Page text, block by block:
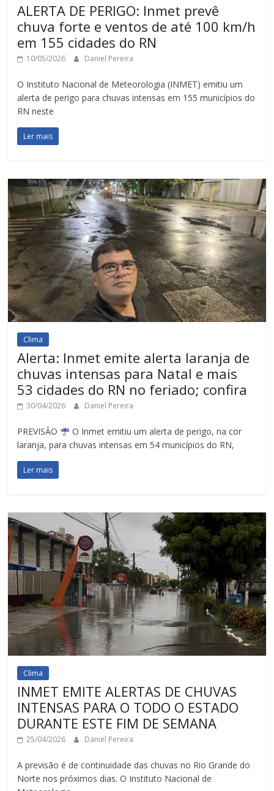
ALERTA DE PERIGO: Inmet prevê
chuva forte e ventos de até 100 km/h
em 155 cidades do RN
10/05/2026 Daniel Pereira
O Instituto Nacional de Meteorologia (INMET) emitiu um
alerta de perigo para chuvas intensas em 155 municípios do
RN neste
Ler mais
Clima
Alerta: Inmet emite alerta laranja de
chuvas intensas para Natal e mais
53 cidades do RN no feriado; confira
30/04/2026 Daniel Pereira
PREVISÃO
O Inmet emitiu um alerta de perigo, na cor
laranja, para chuvas intensas em 54 municípios do RN,
Ler mais
Clima
INMET EMITE ALERTAS DE CHUVAS
INTENSAS PARA O TODO O ESTADO
DURANTE ESTE FIM DE SEMANA
25/04/2026 Daniel Pereira
A previsão é de continuidade das chuvas no Rio Grande do
Norte nos próximos dias. O Instituto Nacional de